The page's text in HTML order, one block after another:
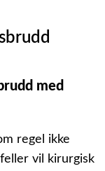
med
regel ikke
vil kirurgisk